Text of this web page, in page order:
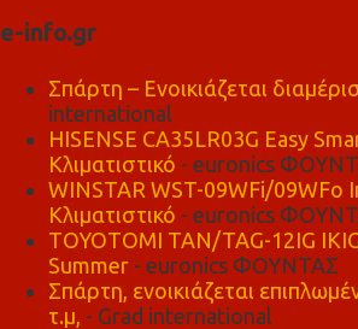
e-info.gr
Σπάρτη – Ενοικιάζεται
international
HISENSE CA35LR03G Easy
Κλιματιστικό - euronics
WINSTAR WST-09WFi/09WFo
Κλιματιστικό - euronics
TOYOTOMI TAN/TAG-12IG
Summer - euronics ΦΟΥΝΤΑΣ
Σπάρτη, ενοικιάζεται
τ.μ, - Grad international